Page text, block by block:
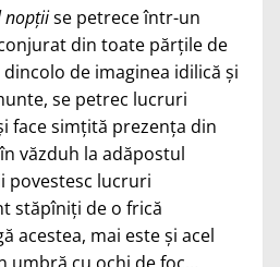
nopţiise petrece într-un
din toate părţile de
de imaginea idilică şi
se petrec lucruri
face simţită prezenţa din
văzduh la adăpostul
povestesc lucruri
stăpîniţi de o frică
acestea, mai este şi acel